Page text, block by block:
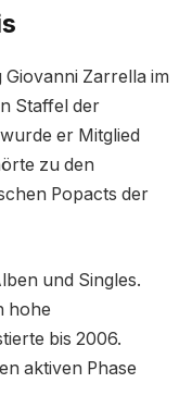
Zarrella im
Staffel der
er Mitglied
zu den
Popacts der
und Singles.
hohe
bis 2006.
aktiven Phase